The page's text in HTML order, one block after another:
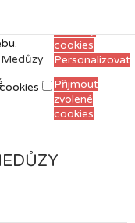
si
cookies
Personalizovat
Přijmout
zvolené
cookies